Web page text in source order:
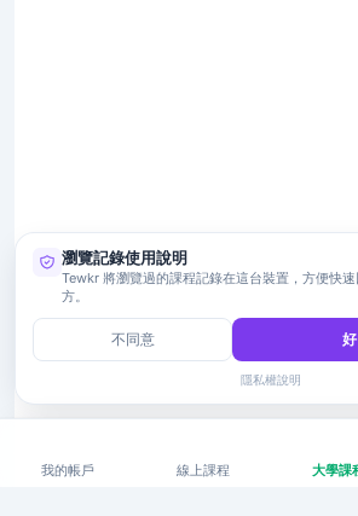
我的帳戶 線上課程 大學課
瀏覽記錄使用說明
Tewkr 將瀏覽過的課程記錄在這台裝置，方便快
方。
不同意
隱私權說明